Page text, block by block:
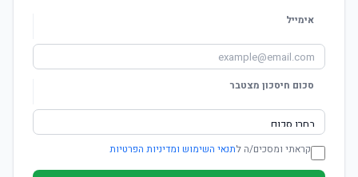
אימייל
סכום חיסכון מצטבר
קראתי ומסכים/ה לתנאי השימוש ומדיניות הפרטיות